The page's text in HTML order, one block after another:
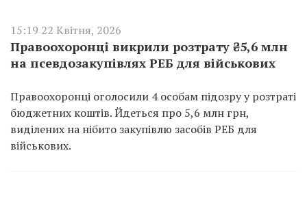
15:19 22 Квітня, 2026
Правоохоронці викрили розтрату ₴5,6 млн
на псевдозакупівлях РЕБ для військових
Правоохоронці оголосили 4 особам підозру у розтраті
бюджетних коштів. Йдеться про 5,6 млн грн,
виділених на нібито закупівлю засобів РЕБ для
військових.